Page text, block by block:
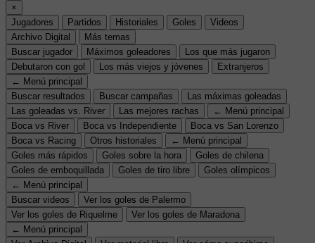
×
Jugadores
Partidos Historiales Goles
Videos
Archivo Digital
Más temas
Buscar jugador
Máximos goleadores
Los que más jugaron
Debutaron con gol
Los más viejos y jóvenes
Extranjeros
← Menú principal
Buscar resultados
Buscar campañas
Las máximas goleadas
Las goleadas vs. River
Las mejores rachas
← Menú principal
Boca vs River
Boca vs Independiente
Boca vs San Lorenzo
Boca vs Racing
Otros historiales
← Menú principal
Goles más rápidos
Goles sobre la hora
Goles de chilena
Goles de emboquillada
Goles de tiro libre
Goles olímpicos
← Menú principal
Buscar videos
Ver los goles de Palermo
Ver los goles de Riquelme
Ver los goles de Maradona
← Menú principal